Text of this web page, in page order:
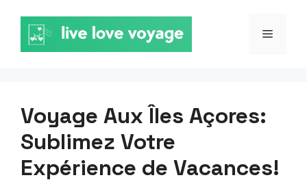
contenu
MENU
Voyage Aux Îles Açores:
Sublimez Votre
Expérience de Vacances!